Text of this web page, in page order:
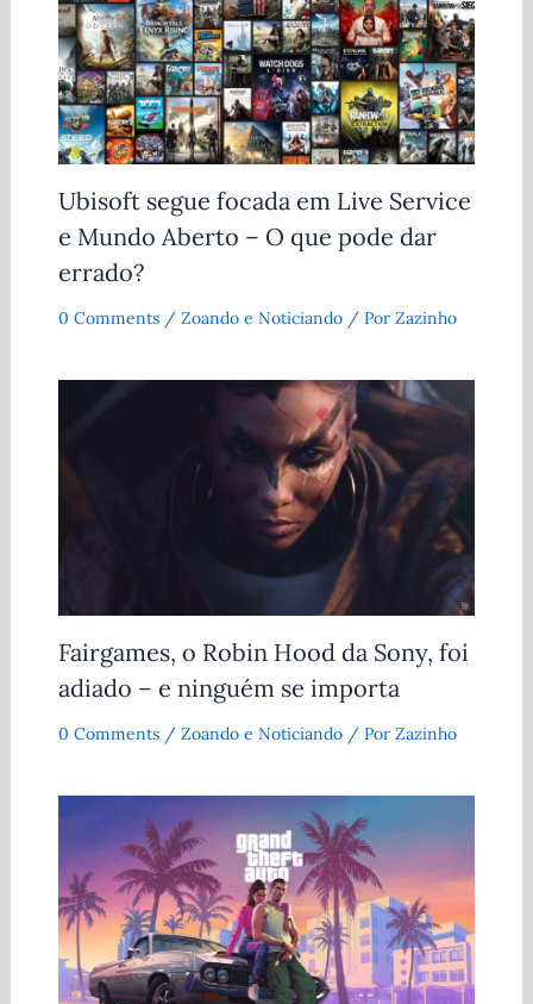
Ubisoft segue focada em Live Service
e Mundo Aberto – O que pode dar
errado?
0 Comments / Zoando e Noticiando/ Por Zazinho
Fairgames, o Robin Hood da Sony, foi
adiado – e ninguém se importa
0 Comments / Zoando e Noticiando/ Por Zazinho